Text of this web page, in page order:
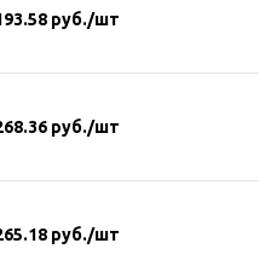
руб./шт
руб./шт
руб./шт